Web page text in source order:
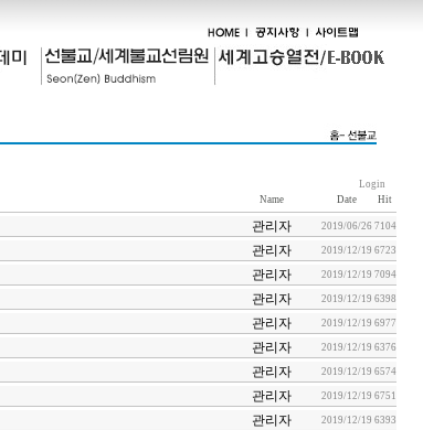
Login
Name Date Hit
관리자 2019/06/26 7104
관리자 2019/12/19 6723
관리자 2019/12/19 7094
관리자 2019/12/19 6398
관리자 2019/12/19 6977
관리자 2019/12/19 6376
관리자 2019/12/19 6574
관리자 2019/12/19 6751
관리자 2019/12/19 6393